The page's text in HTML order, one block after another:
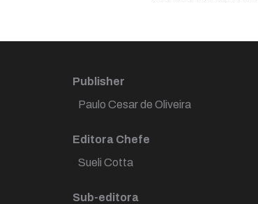
Publisher
Paulo Cesar de Oliveira
Editora Chefe
Sueli Cotta
Sub-editora